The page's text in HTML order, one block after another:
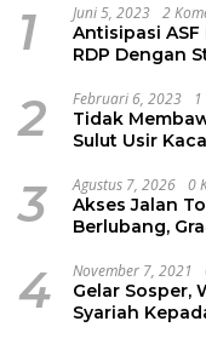
1 Juni 5, 2023 2
Antisipasi ASF
RDP Dengan
2 Februari 6, 2023
Tidak
Sulut Usir
3 Agustus 7, 2026 0
Akses Jalan
Berlubang,
4 November 7, 2021
Gelar Sosper,
Syariah